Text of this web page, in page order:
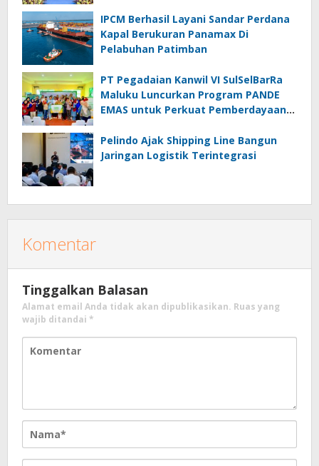
IPCM Berhasil Layani Sandar Perdana
Kapal Berukuran Panamax Di
Pelabuhan Patimban
PT Pegadaian Kanwil VI SulSelBarRa
Maluku Luncurkan Program PANDE
EMAS untuk Perkuat Pemberdayaan
Pelindo Ajak Shipping Line Bangun
Jaringan Logistik Terintegrasi
Komentar
Tinggalkan Balasan
Alamat email Anda tidak akan dipublikasikan. Ruas yang
wajib ditandai *